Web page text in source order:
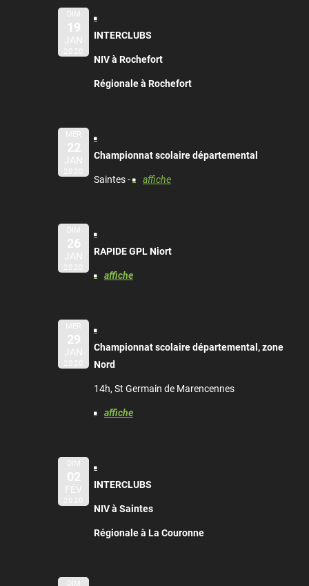
DIM
19
JAN
2020
INTERCLUBS
NIV à Rochefort
Régionale à Rochefort
MER
22
JAN
2020
Championnat scolaire départemental
Saintes - affiche
DIM
26
JAN
2020
RAPIDE GPL Niort
affiche
MER
29
JAN
2020
Championnat scolaire départemental, zone
Nord
14h, St Germain de Marencennes
affiche
DIM
02
FÉV
2020
INTERCLUBS
NIV à Saintes
Régionale à La Couronne
DIM